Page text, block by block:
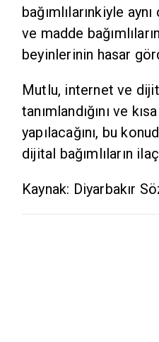
bağımlılarınkiyle
ve madde
beyinlerinin hasar
Mutlu, internet ve
tanımlandığını ve
yapılacağını, bu
dijital bağımlıların
Kaynak: Diyarbakır